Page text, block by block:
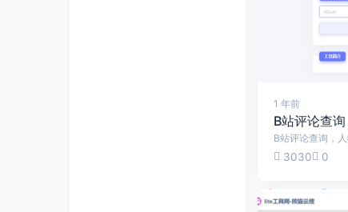
1 年前
B站评论查
3030 0